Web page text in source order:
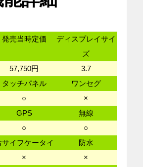
発売当時定価
ディスプレイサイ
ズ
57,750円
3.7
タッチパネル
ワンセグ
○
×
GPS
無線
○
○
サイフケータイ
防水
×
×